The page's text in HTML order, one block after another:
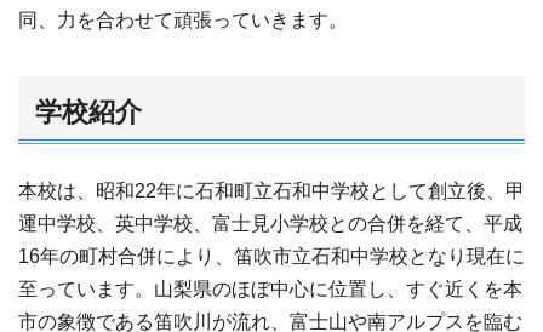
同、力を合わせて頑張っていきます。
学校紹介
本校は、昭和22年に石和町立石和中学校として創立後、甲
運中学校、英中学校、富士見小学校との合併を経て、平成
16年の町村合併により、笛吹市立石和中学校となり現在に
至っています。山梨県のほぼ中心に位置し、すぐ近くを本
市の象徴である笛吹川が流れ、富士山や南アルプスを臨む